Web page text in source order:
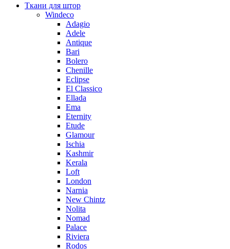
Ткани для штор
Windeco
Adagio
Adele
Antique
Bari
Bolero
Chenille
Eclipse
El Classico
Ellada
Ema
Eternity
Etude
Glamour
Ischia
Kashmir
Kerala
Loft
London
Narnia
New Chintz
Nolita
Nomad
Palace
Riviera
Rodos